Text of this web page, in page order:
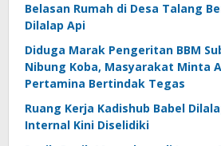
Belasan Rumah di Desa Talang
Dilalap Api
Diduga Marak Pengeritan BBM
Nibung Koba, Masyarakat Minta
Pertamina Bertindak Tegas
Ruang Kerja Kadishub Babel
Internal Kini Diselidiki